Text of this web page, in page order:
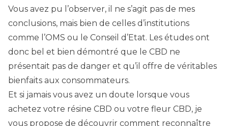
Vous avez pu l’observer, il ne s’agit pas de mes
conclusions, mais bien de celles d’institutions
comme l’OMS ou le Conseil d’Etat. Les études ont
donc bel et bien démontré que le CBD ne
présentait pas de danger et qu’il offre de véritables
bienfaits aux consommateurs.
Et si jamais vous avez un doute lorsque vous
achetez votre résine CBD ou votre fleur CBD, je
vous propose de découvrir comment reconnaître